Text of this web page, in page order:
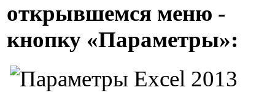
открывшемся меню -
кнопку «Параметры»: